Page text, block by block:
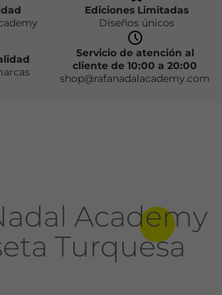
Ediciones Limitadas
Diseños únicos
Servicio de atención al
cliente de 10:00 a 20:00
shop@rafanadalacademy.com
Academy
Turquesa